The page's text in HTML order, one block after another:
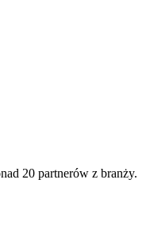
20 partnerów z branży.